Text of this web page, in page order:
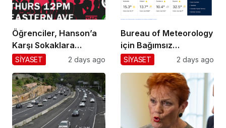
Öğrenciler, Hanson’a
Karşı Sokaklara
Dökülüyor!
SİYASET 2 days ago
Bureau of Meteorology
için Bağımsız
Değerlendirme!
SİYASET 2 days ago